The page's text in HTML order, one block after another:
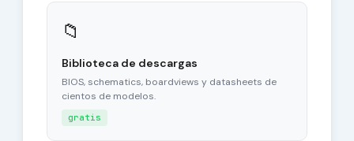
📁
Biblioteca de descargas
BIOS, schematics, boardviews y datasheets de
cientos de modelos.
gratis